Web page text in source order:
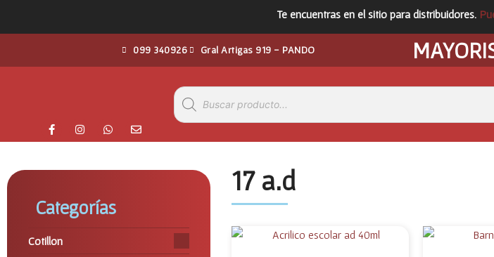
Te encuentras en el sitio para distribuidores.
099 340926 Gral Artigas 919 - PANDO
Categorías
Cotillon
17 a.d